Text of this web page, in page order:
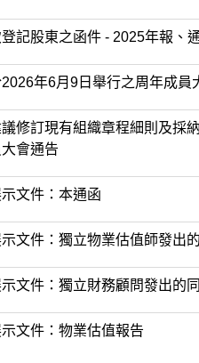
登記股東之函件 - 2025年報、
年6月9日舉行之周年成員
議修訂現有組織章程細則及採
大會通告
文件：本通函
示文件：獨立物業估值師發出
示文件：獨立財務顧問發出的
示文件：物業估值報告